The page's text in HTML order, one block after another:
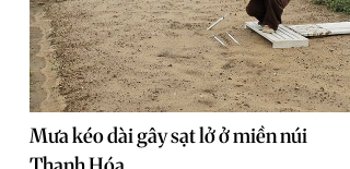
Mưa kéo dài gây sạt lở ở miền núi